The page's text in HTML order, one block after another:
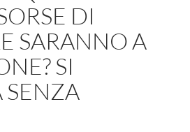
DI
SARANNO A
SI
SENZA